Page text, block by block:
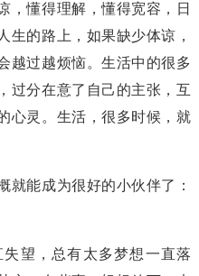
，懂得理解，懂得宽容，日
生的路上，如果缺少体谅，
越过越烦恼。生活中的很多
过分在意了自己的主张，互
心灵。生活，很多时候，就
就能成为很好的小伙伴了：
望，总有太多梦想一直落